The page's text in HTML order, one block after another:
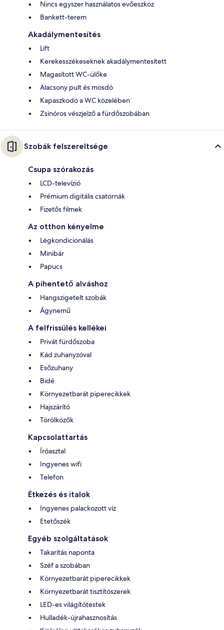
Nincs egyszer használatos evőeszköz
Bankett-terem
Akadálymentesítés
Lift
Kerekesszékeseknek akadálymentesített
Magasított WC-ülőke
Alacsony pult és mosdó
Kapaszkodó a WC közelében
Zsinóros vészjelző a fürdőszobában
Szobák felszereltsége
Csupa szórakozás
LCD-televízió
Prémium digitális csatornák
Fizetős filmek
Az otthon kényelme
Légkondicionálás
Minibár
Papucs
A pihentető alváshoz
Hangszigetelt szobák
Ágynemű
A felfrissülés kellékei
Privát fürdőszoba
Kád zuhanyzóval
Esőzuhany
Bidé
Környezetbarát piperecikkek
Hajszárító
Törölközők
Kapcsolattartás
Íróasztal
Ingyenes wifi
Telefon
Étkezés és italok
Ingyenes palackozott víz
Etetőszék
Egyéb szolgáltatások
Takarítás naponta
Széf a szobában
Környezetbarát piperecikkek
Környezetbarát tisztítószerek
LED-es világítótestek
Hulladék-újrahasznosítás